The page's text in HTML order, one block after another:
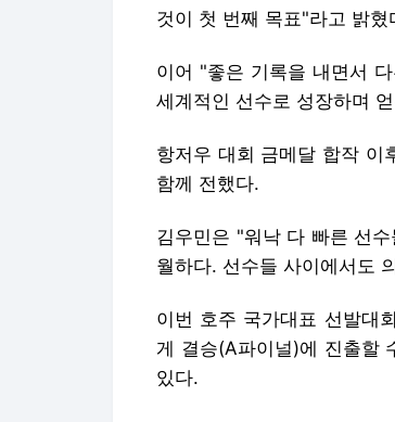
함께 전했다.
김우민은 "워낙 다 빠른 선
월하다. 선수들 사이에서도
이번 호주 국가대표 선발대
게 결승(A파이널)에 진출할